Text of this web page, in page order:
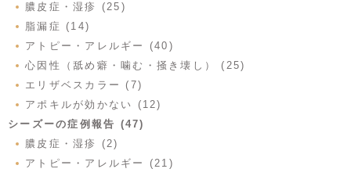
膿皮症・湿疹 (25)
脂漏症 (14)
アトピー・アレルギー (40)
心因性（舐め癖・噛む・掻き壊し） (25)
エリザベスカラー (7)
アポキルが効かない (12)
シーズーの症例報告 (47)
膿皮症・湿疹 (2)
アトピー・アレルギー (21)